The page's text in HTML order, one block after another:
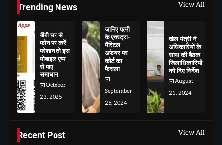
Trending News View All
बीबी घर से
फोन पर करें
परेशान तो इस
मोबाइल एप्प
से पाए
समाधान
October
23, 2025
जानिए पत्नी
के एक्स्ट्रा-
मैरिटल
अफेयर पर
कोर्ट का
फैसला
September
25, 2024
खेल मंत्री ने
अधिकारियों के
साथ की बैठक
जिलाधिकारियों
को दिए निर्देश
August
21, 2024
Recent Post View All